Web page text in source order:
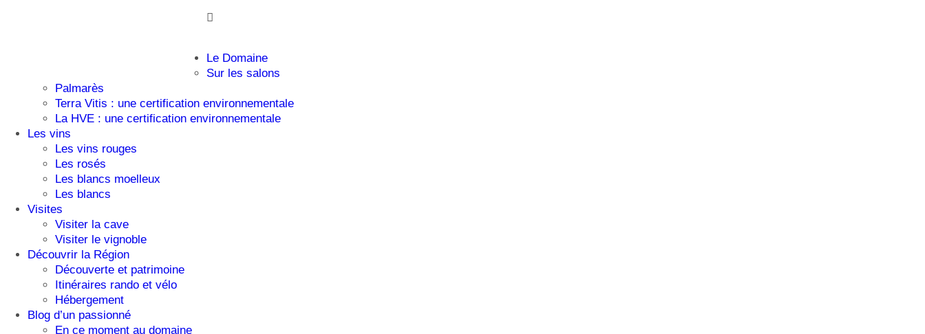
Le Domaine
Sur les salons
Palmarès
Terra Vitis : une certification environnementale
La HVE : une certification environnementale
Les vins
Les vins rouges
Les rosés
Les blancs moelleux
Les blancs
Visites
Visiter la cave
Visiter le vignoble
Découvrir la Région
Découverte et patrimoine
Itinéraires rando et vélo
Hébergement
Blog d’un passionné
En ce moment au domaine